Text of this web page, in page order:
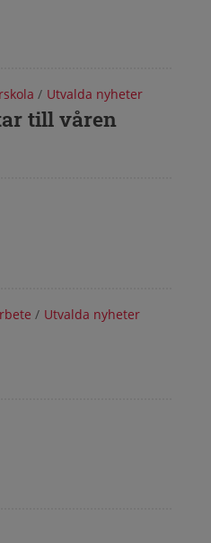
/ Utvalda nyheter
till våren
/ Utvalda nyheter